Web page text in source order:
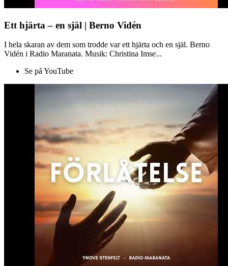
Ett hjärta – en själ | Berno Vidén
I hela skaran av dem som trodde var ett hjärta och en själ. Berno
Vidén i Radio Maranata. Musik: Christina Imse...
Se på YouTube